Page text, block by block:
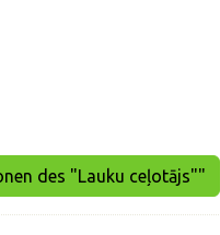
des "Lauku ceļotājs""